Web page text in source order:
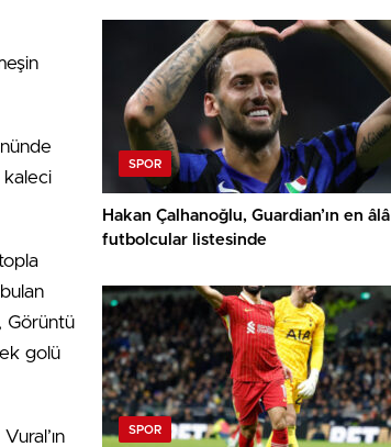
kaleci
Görüntü
golü
SPOR
Hakan Çalhanoğlu, Guardian’ın en âlâ
futbolcular listesinde
SPOR